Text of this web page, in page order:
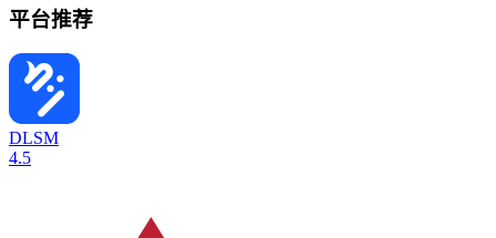
平台推荐
DLSM
4.5